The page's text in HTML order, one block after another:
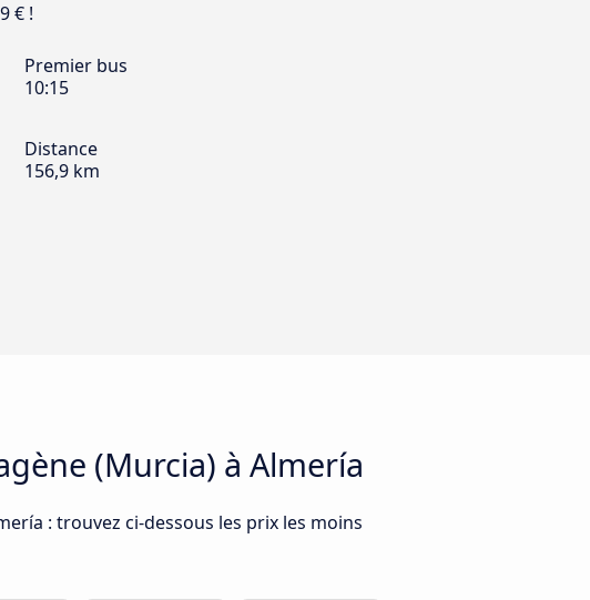
€ !
Premier bus
10:15
Distance
156,9 km
(Murcia) à Almería
: trouvez ci-dessous les prix les moins